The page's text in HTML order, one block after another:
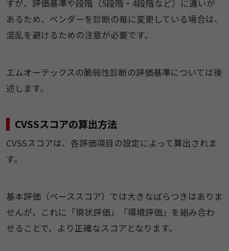
すが、評価基準や段階（5段階・4段階など）に違いが
あるため、ベンダーを診断の毎に変更している場合は、
混乱を避けるための注意が必要です。
エムオーテックスの脆弱性診断の評価基準については後
述します。
CVSSスコアの算出方法
CVSSスコアは、各評価項目の設定によって算出されま
す。
基本評価（ベーススコア）では大きなばらつきはありま
せんが、これに「現状評価」「環境評価」を組み合わ
せることで、より正確なスコアとなります。